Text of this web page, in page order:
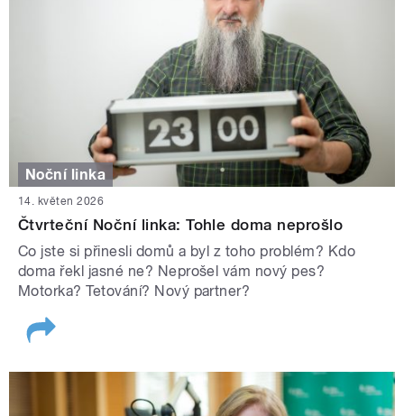
Noční linka
14. květen 2026
Čtvrteční Noční linka: Tohle doma neprošlo
Co jste si přinesli domů a byl z toho problém? Kdo
doma řekl jasné ne? Neprošel vám nový pes?
Motorka? Tetování? Nový partner?